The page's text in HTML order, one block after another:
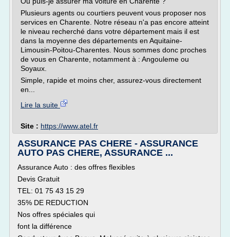
Plusieurs agents ou courtiers peuvent vous proposer nos
services en Charente. Notre réseau n'a pas encore atteint
le niveau recherché dans votre département mais il est
dans la moyenne des départements en Aquitaine-
Limousin-Poitou-Charentes. Nous sommes donc proches
de vous en Charente, notamment à : Angouleme ou
Soyaux.
Simple, rapide et moins cher, assurez-vous directement
en...
Lire la suite
Site : https://www.atel.fr
ASSURANCE PAS CHERE - ASSURANCE
AUTO PAS CHERE, ASSURANCE ...
Assurance Auto : des offres flexibles
Devis Gratuit
TEL: 01 75 43 15 29
35% DE REDUCTION
Nos offres spéciales qui
font la différence